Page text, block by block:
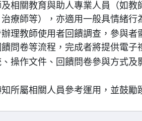
相關教育與助人專業人員（如教
療師等），亦適用一般具情緒行
理教師使用者回饋調查，參與者
問卷等流程，完成者將提供電子
操作文件、回饋問卷參與方式及
所屬相關人員參考運用，並鼓勵